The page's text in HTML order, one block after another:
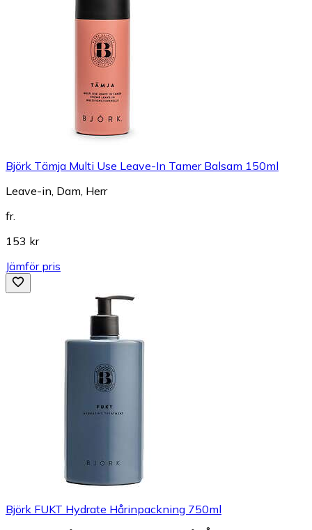
Björk Tämja Multi Use Leave-In Tamer Balsam 150ml
Leave-in, Dam, Herr
fr.
153 kr
Jämför pris
Björk FUKT Hydrate Hårinpackning 750ml